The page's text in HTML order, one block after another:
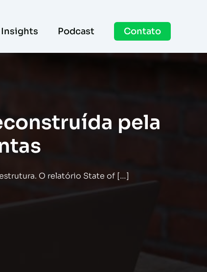
Insights Podcast Contato
pela
O relatório State of […]